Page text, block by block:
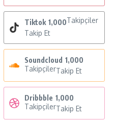
Tiktok 1,000Takipçiler
Takip Et
Soundcloud 1,000
TakipçilerTakip Et
Dribbble 1,000
TakipçilerTakip Et